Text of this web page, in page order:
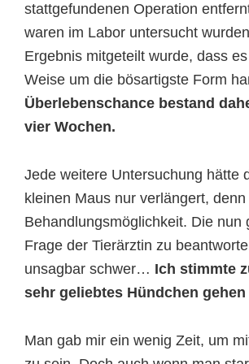
stattgefundenen Operation
waren im Labor untersucht
Ergebnis mitgeteilt wurde, dass
Weise um die bösartigste Form
Überlebenschance bestand
vier Wochen.
Jede weitere Untersuchung hätte
kleinen Maus nur verlängert,
Behandlungsmöglichkeit. Die nun
Frage der Tierärztin zu
unsagbar schwer… Ich stimmte
sehr geliebtes Hündchen gehen
Man gab mir ein wenig Zeit, um